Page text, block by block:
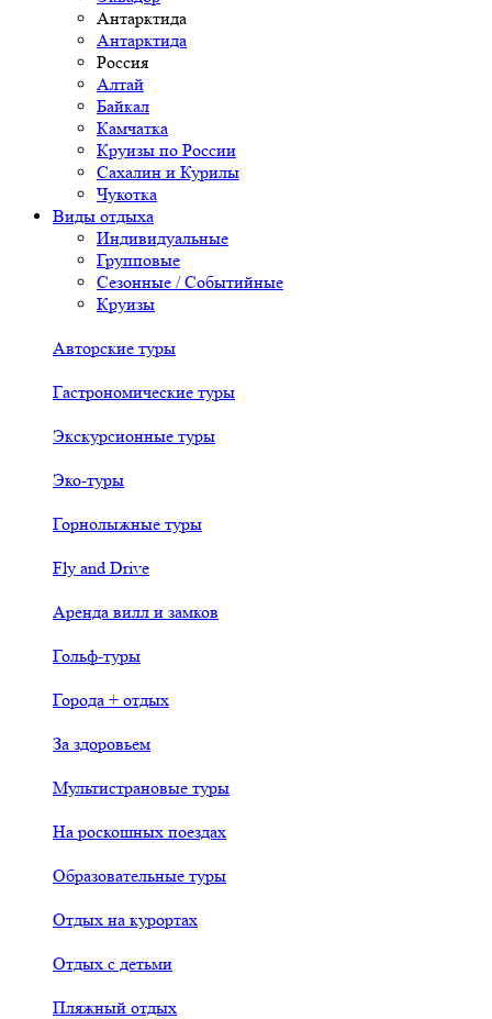
Антарктида
Антарктида
Россия
Алтай
Байкал
Камчатка
Круизы по России
Сахалин и Курилы
Чукотка
Виды отдыха
Индивидуальные
Групповые
Сезонные / Событийные
Круизы
Авторские туры
Гастрономические туры
Экскурсионные туры
Эко-туры
Горнолыжные туры
Fly and Drive
Аренда вилл и замков
Гольф-туры
Города + отдых
За здоровьем
Мультистрановые туры
На роскошных поездах
Образовательные туры
Отдых на курортах
Отдых с детьми
Пляжный отдых